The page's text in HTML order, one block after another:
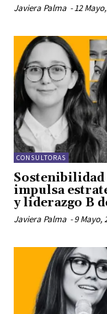
Javiera Palma -12
CONSULTORAS
Sostenibilidad
impulsa
y liderazgo B
Javiera Palma -9 Mayo,